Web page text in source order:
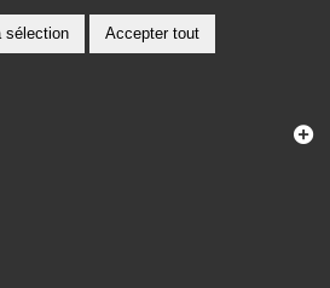
sélection Accepter tout